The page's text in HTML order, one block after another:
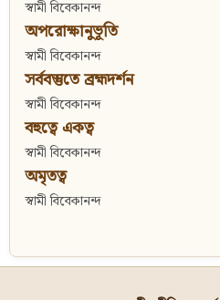
স্বামী বিবেকানন্দ
অপরোক্ষানুভূতি
স্বামী বিবেকানন্দ
সর্ববস্তুতে ব্রহ্মদর্শন
স্বামী বিবেকানন্দ
বহুত্বে একত্ব
স্বামী বিবেকানন্দ
অমৃতত্ব
স্বামী বিবেকানন্দ